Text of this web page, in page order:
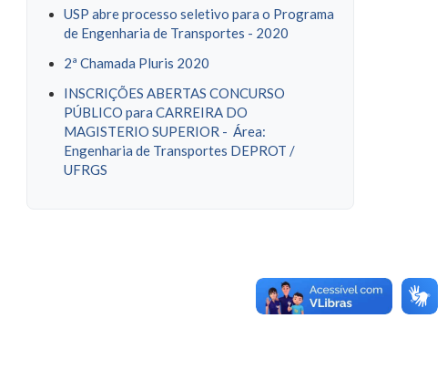
USP abre processo seletivo para o Programa
de Engenharia de Transportes - 2020
2ª Chamada Pluris 2020
INSCRIÇÕES ABERTAS CONCURSO
PÚBLICO para CARREIRA DO
MAGISTERIO SUPERIOR - Área:
Engenharia de Transportes DEPROT /
UFRGS